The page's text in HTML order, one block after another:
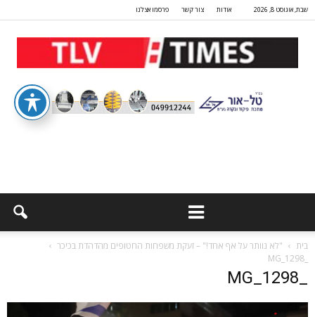
שבת, אוגוסט 8, 2026 אודות צור קשר פרסמו אצלנו
בית
"לא נוותר על אף אחד!" – זעקת משפחות החטופים מהדהדת בכיכר